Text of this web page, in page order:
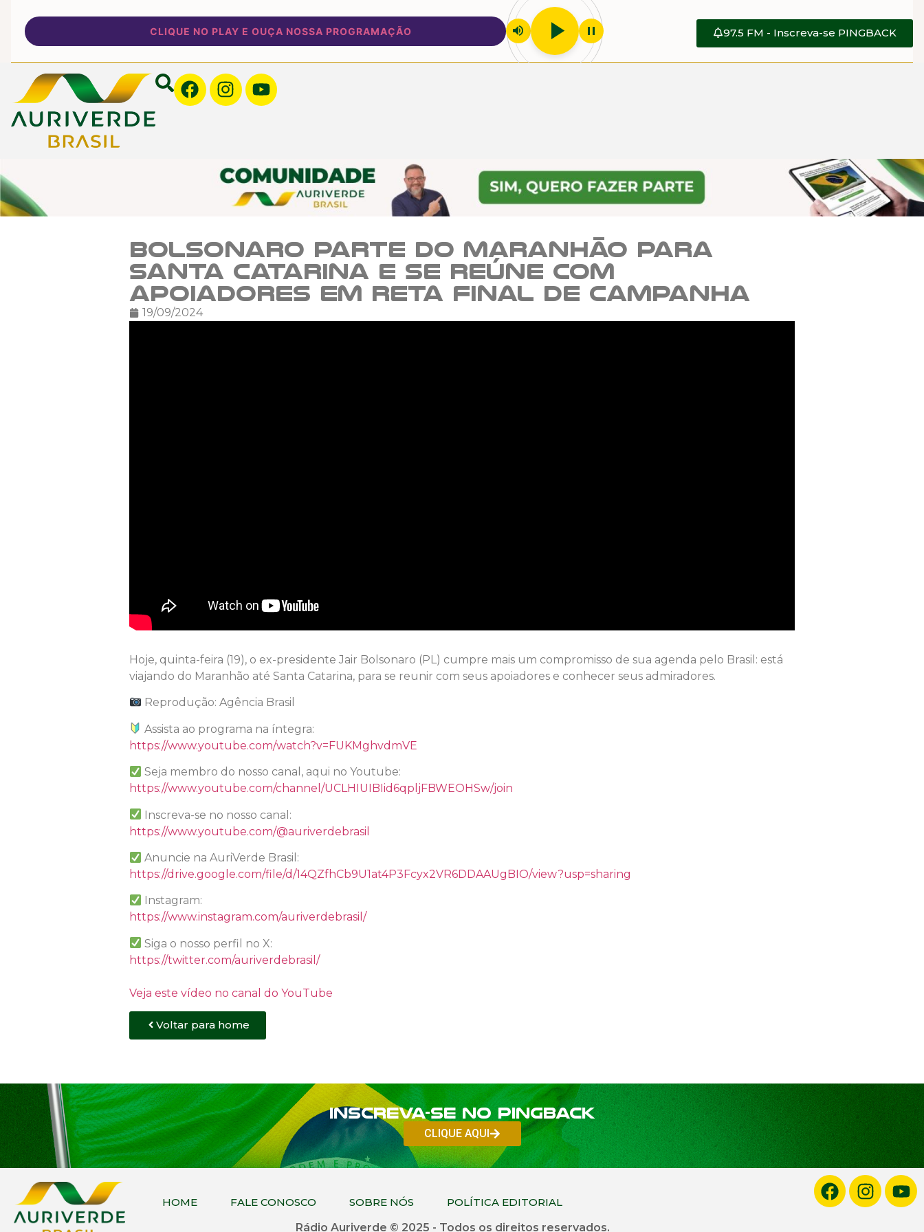
CLIQUE NO PLAY E OUÇA NOSSA PROGRAMAÇÃO volume_up play_arrow pause 97.5 FM - Inscreva-se PINGBACK
Bolsonaro parte do Maranhão para
Santa Catarina e se reúne com
apoiadores em reta final de campanha
19/09/2024
Hoje, quinta-feira (19), o ex-presidente Jair Bolsonaro (PL) cumpre mais um compromisso de sua agenda pelo Brasil: está
viajando do Maranhão até Santa Catarina, para se reunir com seus apoiadores e conhecer seus admiradores.
Reprodução: Agência Brasil
Assista ao programa na íntegra:
https://www.youtube.com/watch?v=FUKMghvdmVE
Seja membro do nosso canal, aqui no Youtube:
https://www.youtube.com/channel/UCLHIUIBIid6qpljFBWEOHSw/join
Inscreva-se no nosso canal:
https://www.youtube.com/@auriverdebrasil
Anuncie na AuriVerde Brasil:
https://drive.google.com/file/d/14QZfhCb9U1at4P3Fcyx2VR6DDAAUgBIO/view?usp=sharing
Instagram:
https://www.instagram.com/auriverdebrasil/
Siga o nosso perfil no X:
https://twitter.com/auriverdebrasil/
Veja este vídeo no canal do YouTube
Voltar para home
Inscreva-se no PINGBACK
CLIQUE AQUI
HOME FALE CONOSCO SOBRE NÓS
POLÍTICA EDITORIAL
Rádio Auriverde © 2025 - Todos os direitos reservados.